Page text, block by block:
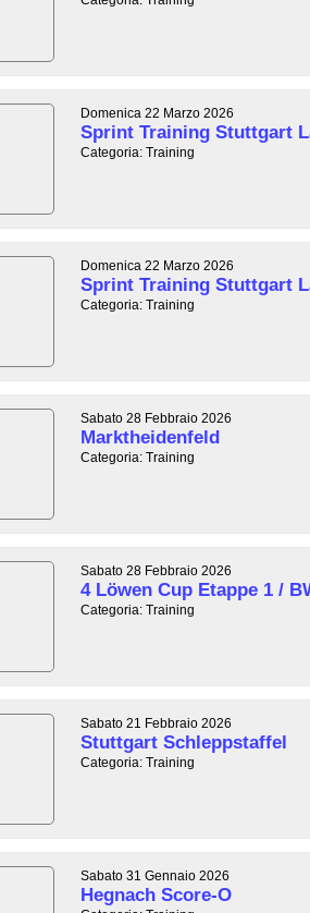
Domenica 22 Marzo 2026
Sprint Training Stuttgart
Categoria: Training
Domenica 22 Marzo 2026
Sprint Training Stuttgart
Categoria: Training
Sabato 28 Febbraio 2026
Marktheidenfeld
Categoria: Training
Sabato 28 Febbraio 2026
4 Löwen Cup Etappe 1 /
Categoria: Training
Sabato 21 Febbraio 2026
Stuttgart Schleppstaffel
Categoria: Training
Sabato 31 Gennaio 2026
Hegnach Score-O